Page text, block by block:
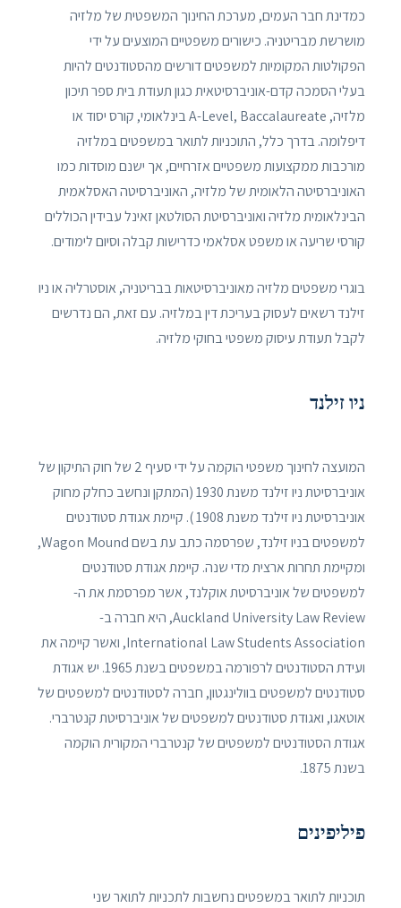
כמדינת חבר העמים, מערכת החינוך המשפטית של מלזיה
מושרשת מבריטניה. כישורים משפטיים המוצעים על ידי
הפקולטות המקומיות למשפטים דורשים מהסטודנטים להיות
בעלי הסמכה קדם-אוניברסיטאית כגון תעודת בית ספר תיכון
מלזיה, A-Level, Baccalaureate בינלאומי, קורס יסוד או
דיפלומה. בדרך כלל, התוכניות לתואר במשפטים במלזיה
מורכבות ממקצועות משפטיים אזרחיים, אך ישנם מוסדות כמו
האוניברסיטה הלאומית של מלזיה, האוניברסיטה האסלאמית
הבינלאומית מלזיה ואוניברסיטת הסולטאן זאינל עבידין הכוללים
קורסי שריעה או משפט אסלאמי כדרישות קבלה וסיום לימודים.
בוגרי משפטים מלזיה מאוניברסיטאות בבריטניה, אוסטרליה או ניו
זילנד רשאים לעסוק בעריכת דין במלזיה. עם זאת, הם נדרשים
לקבל תעודת עיסוק משפטי בחוקי מלזיה.
ניו זילנד
המועצה לחינוך משפטי הוקמה על ידי סעיף 2 של חוק התיקון של
אוניברסיטת ניו זילנד משנת 1930 (המתקן ונחשב כחלק מחוק
אוניברסיטת ניו זילנד משנת 1908 ). קיימת אגודת סטודנטים
למשפטים בניו זילנד, שפרסמה כתב עת בשם Wagon Mound,
ומקיימת תחרות ארצית מדי שנה. קיימת אגודת סטודנטים
למשפטים של אוניברסיטת אוקלנד, אשר מפרסמת את ה-
Auckland University Law Review, היא חברה ב-
International Law Students Association, ואשר קיימה את
ועידת הסטודנטים לרפורמה במשפטים בשנת 1965. יש אגודת
סטודנטים למשפטים בוולינגטון, חברה לסטודנטים למשפטים של
אוטאגו, ואגודת סטודנטים למשפטים של אוניברסיטת קנטרברי.
אגודת הסטודנטים למשפטים של קנטרברי המקורית הוקמה
בשנת 1875.
פיליפינים
תוכניות לתואר במשפטים נחשבות לתכניות לתואר שני